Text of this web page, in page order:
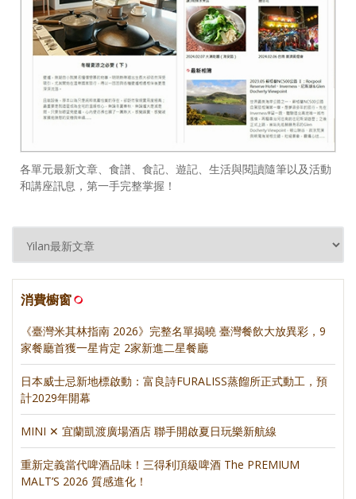
各單元最新文章、食譜、食記、遊記、生活與閱讀隨筆以及活動
和講座訊息，第一手完整掌握！
消費櫥窗
《臺灣米其林指南 2026》完整名單揭曉 臺灣餐飲大放異彩，9
家餐廳首獲一星肯定 2家新進二星餐廳
日本威士忌新地標啟動：富良詩FURALISS蒸餾所正式動工，預
計2029年開幕
MINI ✕ 宜蘭凱渡廣場酒店 聯手開啟夏日玩樂新航線
重新定義當代啤酒品味！三得利頂級啤酒 The PREMIUM
MALT’S 2026 質感進化！